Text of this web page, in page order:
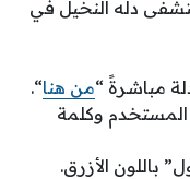
دله النخيل في
مباشرةً “من هنا“.
وكلمة
باللون الأزرق.